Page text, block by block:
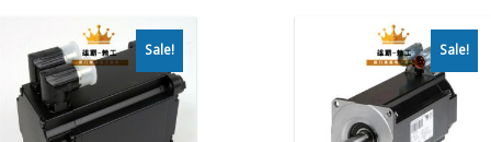
Sale! Sale!